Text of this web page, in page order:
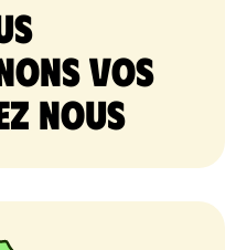
vos
nous